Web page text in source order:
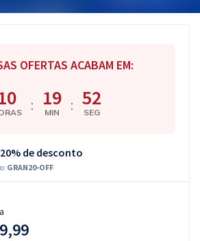
OFERTAS ACABAM EM:
: 19
MIN : 51
SEG
de desconto
GRAN20-OFF